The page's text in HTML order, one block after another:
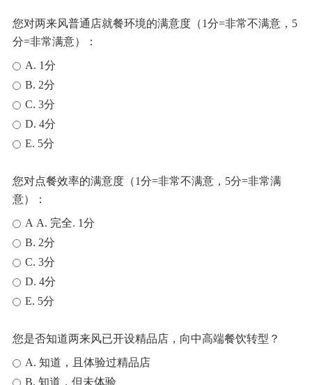
您对两来风普通店就餐环境的满意度（1分=非常不满意，5
分=非常满意）：
A. 1分
B. 2分
C. 3分
D. 4分
E. 5分
您对点餐效率的满意度（1分=非常不满意，5分=非常满
意）：
A A. 完全. 1分
B. 2分
C. 3分
D. 4分
E. 5分
您是否知道两来风已开设精品店，向中高端餐饮转型？
A. 知道，且体验过精品店
B. 知道，但未体验